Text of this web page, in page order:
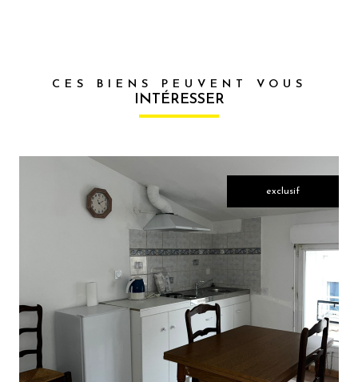
CES BIENS PEUVENT VOUS
INTÉRESSER
exclusif
VOIR LE
BIEN